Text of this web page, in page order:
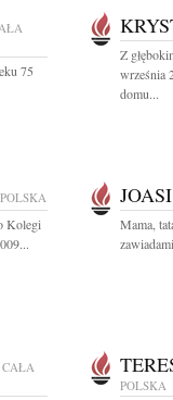
75
Z
września
domu...
Kolegi
Mama,
CAŁA
POLSKA